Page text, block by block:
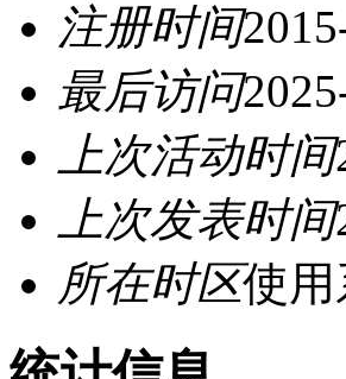
注册时间
最后访问
上次活动时间
上次发表时间
所在时区使用